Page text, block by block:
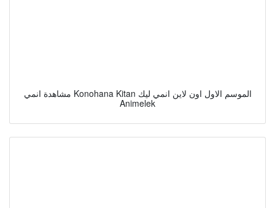
مشاهدة انمي Konohana Kitan الموسم الاول اون لاين انمي ليك
Animelek